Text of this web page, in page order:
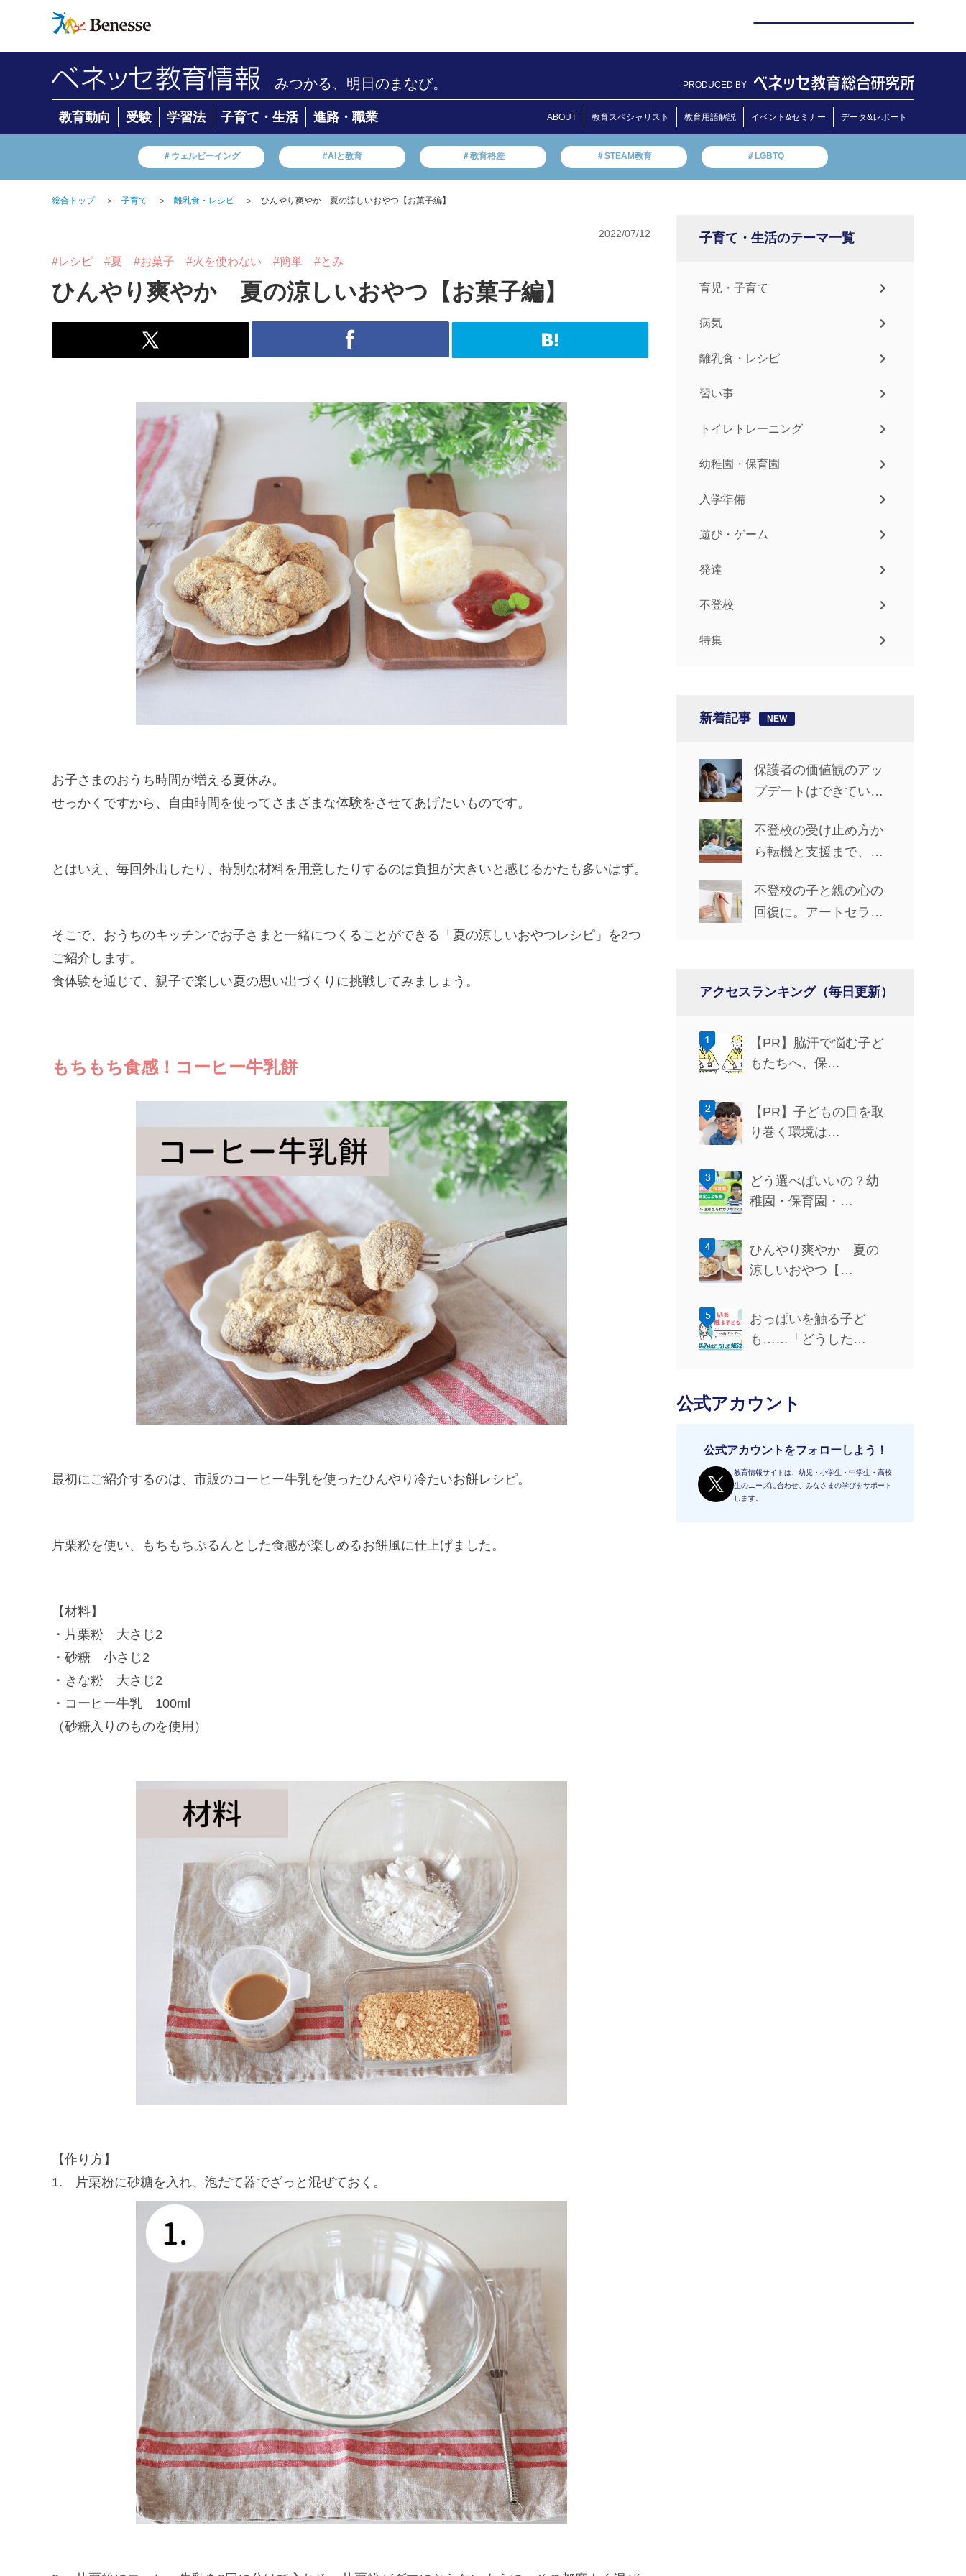
みつかる、明日のまなび。 PRODUCED BY
教育動向 受験 学習法 子育て・生活 進路・職業 ABOUT 教育スペシャリスト 教育用語解説 イベント&セミナー データ&レポート
＃ウェルビーイング #AIと教育 ＃教育格差 ＃STEAM教育 ＃LGBTQ
総合トップ ＞ 子育て ＞ 離乳食・レシピ ＞ ひんやり爽やか 夏の涼しいおやつ【お菓子編】
2022/07/12
#レシピ #夏 #お菓子 #火を使わない #簡単 #とみ
ひんやり爽やか 夏の涼しいおやつ【お菓子編】
お子さまのおうち時間が増える夏休み。
せっかくですから、自由時間を使ってさまざまな体験をさせてあげたいものです。
とはいえ、毎回外出したり、特別な材料を用意したりするのは負担が大きいと感じるかたも多いはず。
そこで、おうちのキッチンでお子さまと一緒につくることができる「夏の涼しいおやつレシピ」を2つ
ご紹介します。
食体験を通じて、親子で楽しい夏の思い出づくりに挑戦してみましょう。
もちもち食感！コーヒー牛乳餅
最初にご紹介するのは、市販のコーヒー牛乳を使ったひんやり冷たいお餅レシピ。
片栗粉を使い、もちもちぷるんとした食感が楽しめるお餅風に仕上げました。
【材料】
・片栗粉 大さじ2
・砂糖 小さじ2
・きな粉 大さじ2
・コーヒー牛乳 100ml
（砂糖入りのものを使用）
【作り方】
1. 片栗粉に砂糖を入れ、泡だて器でざっと混ぜておく。
子育て・生活のテーマ一覧
育児・子育て
病気
離乳食・レシピ
習い事
トイレトレーニング
幼稚園・保育園
入学準備
遊び・ゲーム
発達
不登校
特集
新着記事
保護者の価値観のアッ
プデートはできてい
登校ライフ」カウンセ
リングルーム #14】
不登校の受け止め方か
ら転機と支援まで、親
輩保護者に聞くリアル
な歩み_前編】
不登校の子と親の心の
回復に。アートセラピ
アクセスランキング（毎日更新）
【PR】脇汗で悩む子ど
もたちへ、保…
【PR】子どもの目を取
り巻く環境は…
どう選べばいいの？幼
稚園・保育園・…
ひんやり爽やか 夏の
涼しいおやつ【…
おっぱいを触る子ど
も……「どうした…
公式アカウント
公式アカウントをフォローしよう！
教育情報サイトは、幼児・小学生・中学生・高校
生のニーズに合わせ、みなさまの学びをサポート
します。